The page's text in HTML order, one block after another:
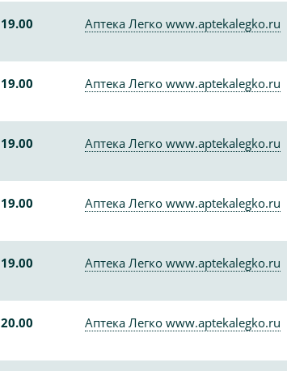
19.00 Аптека Легко www.aptekalegko.ru
19.00 Аптека Легко www.aptekalegko.ru
19.00 Аптека Легко www.aptekalegko.ru
19.00 Аптека Легко www.aptekalegko.ru
19.00 Аптека Легко www.aptekalegko.ru
20.00 Аптека Легко www.aptekalegko.ru